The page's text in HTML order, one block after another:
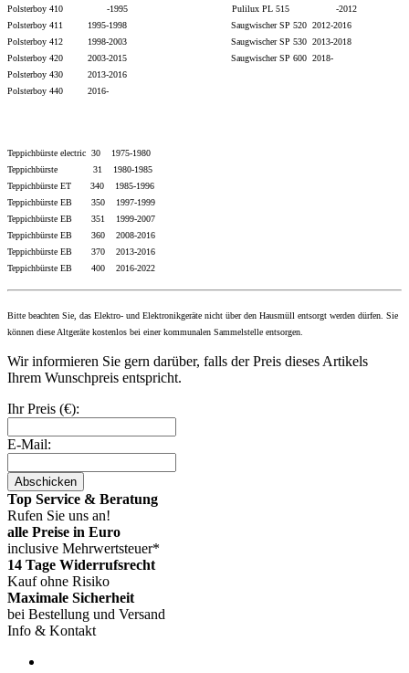
Polsterboy 410 -1995 Pulilux PL 515 -2012
Polsterboy 411 1995-1998 Saugwischer SP 520 2012-2016
Polsterboy 412 1998-2003 Saugwischer SP 530 2013-2018
Polsterboy 420 2003-2015 Saugwischer SP 600 2018-
Polsterboy 430 2013-2016
Polsterboy 440 2016-
Teppichbürste electric 30 1975-1980
Teppichbürste 31 1980-1985
Teppichbürste ET 340 1985-1996
Teppichbürste EB 350 1997-1999
Teppichbürste EB 351 1999-2007
Teppichbürste EB 360 2008-2016
Teppichbürste EB 370 2013-2016
Teppichbürste EB 400 2016-2022
Bitte beachten Sie, das Elektro- und Elektronikgeräte nicht über den Hausmüll entsorgt werden dürfen. Sie
können diese Altgeräte kostenlos bei einer kommunalen Sammelstelle entsorgen.
Wir informieren Sie gern darüber, falls der Preis dieses Artikels
Ihrem Wunschpreis entspricht.
Ihr Preis (€):
E-Mail:
Abschicken
Top Service & Beratung
Rufen Sie uns an!
alle Preise in Euro
inclusive Mehrwertsteuer*
14 Tage Widerrufsrecht
Kauf ohne Risiko
Maximale Sicherheit
bei Bestellung und Versand
Info & Kontakt